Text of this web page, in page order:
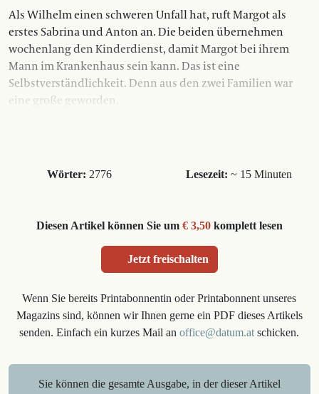
Als Wilhelm einen schweren Unfall hat, ruft Margot als
erstes Sabrina und Anton an. Die beiden übernehmen
wochenlang den Kinderdienst, damit Margot bei ihrem
Mann im Krankenhaus sein kann. Das ist eine
Selbstverständlichkeit. Denn aus den zwei Familien war
eine große geworden.
Wörter: 2776 Lesezeit: ~ 15 Minuten
Diesen Artikel können Sie um € 3,50komplett lesen
Jetzt freischalten
Wenn Sie bereits Printabonnentin oder Printabonnent unseres
Magazins sind, können wir Ihnen gerne ein PDF dieses Artikels
senden. Einfach ein kurzes Mail anoffice@datum.at schicken.
Sie können die gesamte Ausgabe, in der dieser Artikel